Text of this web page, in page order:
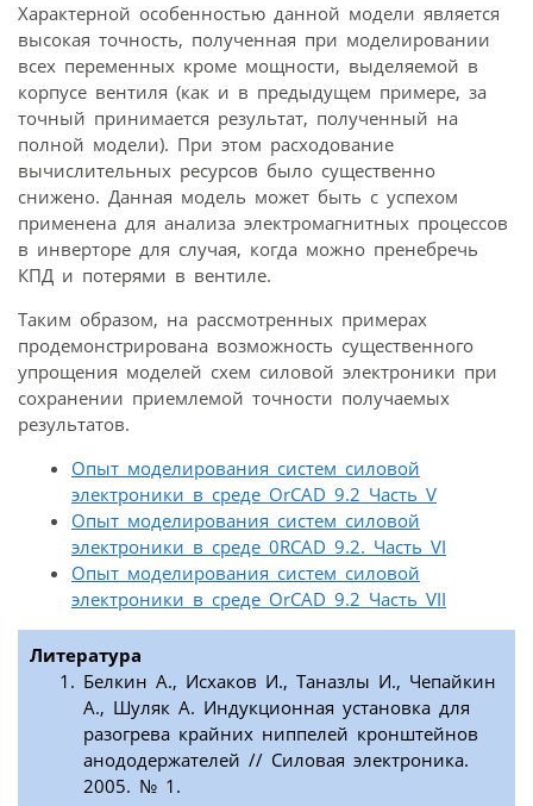
Характерной особенностью данной модели является
высокая точность, полученная при моделировании
всех переменных кроме мощности, выделяемой в
корпусе вентиля (как и в предыдущем примере, за
точный принимается результат, полученный на
полной модели). При этом расходование
вычислительных ресурсов было существенно
снижено. Данная модель может быть с успехом
применена для анализа электромагнитных процессов
в инверторе для случая, когда можно пренебречь
КПД и потерями в вентиле.
Таким образом, на рассмотренных примерах
продемонстрирована возможность существенного
упрощения моделей схем силовой электроники при
сохранении приемлемой точности получаемых
результатов.
Опыт моделирования систем силовой
электроники в среде OrCAD 9.2 Часть V
Опыт моделирования систем силовой
электроники в среде 0RCAD 9.2. Часть VI
Опыт моделирования систем силовой
электроники в среде OrCAD 9.2 Часть VII
Литература
Белкин А., Исхаков И., Таназлы И., Чепайкин
А., Шуляк А. Индукционная установка для
разогрева крайних ниппелей кронштейнов
анододержателей // Силовая электроника.
2005. № 1.